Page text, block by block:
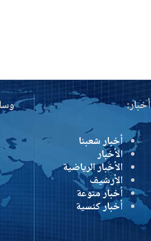
أخبار:
أخبار شعبنا
الأخبار
الأخبار الرياضية
الأرشيف
أخبار منوعة
أخبار كنسية